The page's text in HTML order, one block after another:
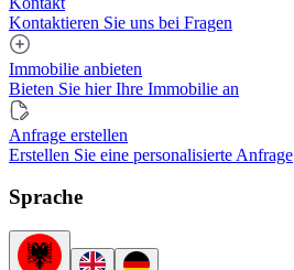
Kontaktieren Sie uns bei Fragen
Immobilie anbieten
Bieten Sie hier Ihre Immobilie an
Anfrage erstellen
Erstellen Sie eine personalisierte Anfrage
Sprache